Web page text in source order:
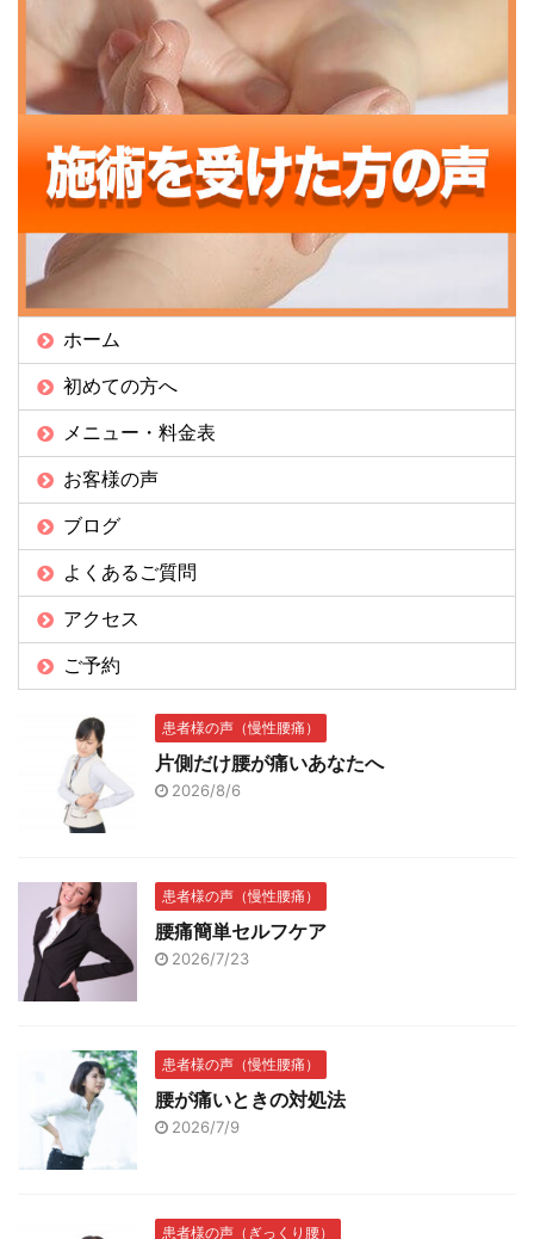
ホーム
初めての方へ
メニュー・料金表
お客様の声
ブログ
よくあるご質問
アクセス
ご予約
患者様の声（慢性腰痛）
片側だけ腰が痛いあなたへ
2026/8/6
患者様の声（慢性腰痛）
腰痛簡単セルフケア
2026/7/23
患者様の声（慢性腰痛）
腰が痛いときの対処法
2026/7/9
患者様の声（ぎっくり腰）